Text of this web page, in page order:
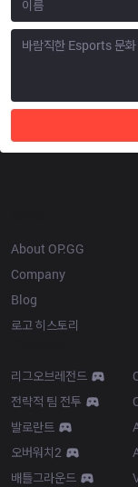
About OP.GG
Company
Blog
로고 히스토리
리그오브레전드
전략적 팀 전투
발로란트
오버워치2
배틀그라운드